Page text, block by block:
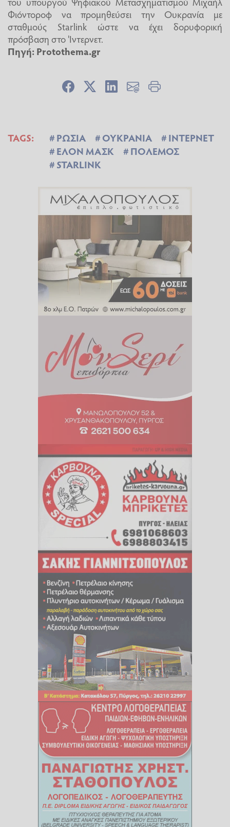
Φιόντοροφ να προμηθεύσει την Ουκρανία με
σταθμούς Starlink ώστε να έχει δορυφορική
πρόσβαση στο 'Ιντερνετ.
Πηγή: Protothema.gr
TAGS: ΡΩΣΙΑ ΟΥΚΡΑΝΙΑ
ΙΝΤΕΡΝΕΤ
ΕΛΟΝ ΜΑΣΚ
ΠΟΛΕΜΟΣ
STARLINK